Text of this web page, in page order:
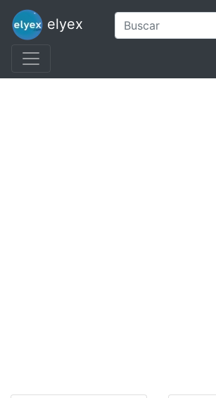
elyex